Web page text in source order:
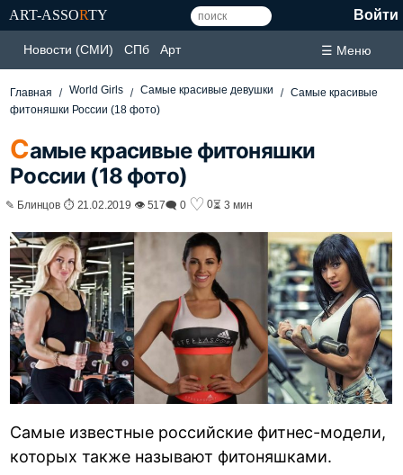
ART-ASSORTY Войти
Новости (СМИ) СПб Арт ☰ Меню
Главная World Girls Самые красивые девушки
Самые красивые
фитоняшки России (18 фото)
Самые красивые фитоняшки
России (18 фото)
✎ Блинцов ⏱ 21.02.2019 👁 517🗨 0 ♡ 0⏳ 3 мин
Самые известные российские фитнес-модели,
которых также называют фитоняшками.